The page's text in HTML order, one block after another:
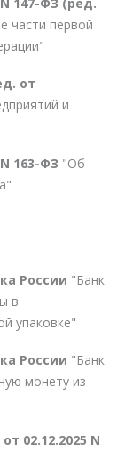
части первой
от
и
163-ФЗ "Об
России "Банк
в
упаковке"
России "Банк
монету из
02.12.2025 N